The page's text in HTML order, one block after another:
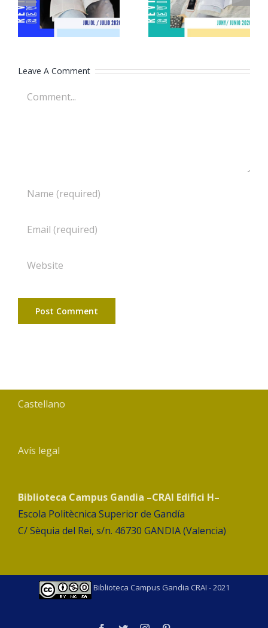
juliol 2026
juny 2026
Leave A Comment
Comment
Castellano
Avís legal
Biblioteca Campus Gandia –CRAI Edifici H–
Escola Politècnica Superior de Gandía
C/ Sèquia del Rei, s/n. 46730 GANDIA (Valencia)
Biblioteca Campus Gandia CRAI - 2021